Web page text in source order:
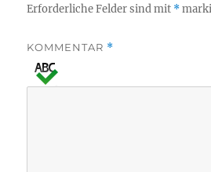
Erforderliche Felder sind mit *
KOMMENTAR *